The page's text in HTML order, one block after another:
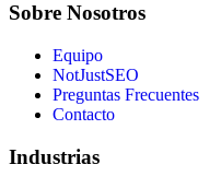
Sobre Nosotros
Equipo
NotJustSEO
Preguntas Frecuentes
Contacto
Industrias